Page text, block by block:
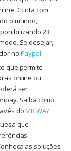
Conta com
o mundo,
23
Se desejar,
no Paypal.
que permite
online ou
ser
Saiba como
do MB WAY.
que
as soluções